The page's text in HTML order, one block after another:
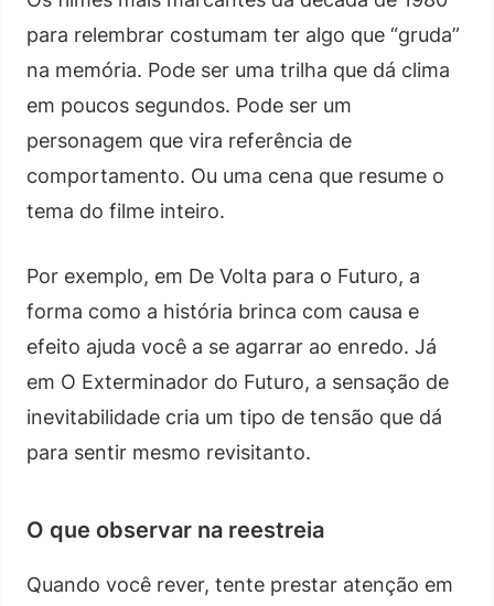
para relembrar costumam ter algo que “gruda”
na memória. Pode ser uma trilha que dá clima
em poucos segundos. Pode ser um
personagem que vira referência de
comportamento. Ou uma cena que resume o
tema do filme inteiro.
Por exemplo, em De Volta para o Futuro, a
forma como a história brinca com causa e
efeito ajuda você a se agarrar ao enredo. Já
em O Exterminador do Futuro, a sensação de
inevitabilidade cria um tipo de tensão que dá
para sentir mesmo revisitanto.
O que observar na reestreia
Quando você rever, tente prestar atenção em